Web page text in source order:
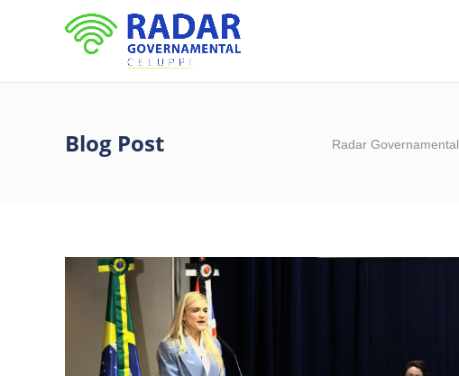
Blog Post Radar Governamental